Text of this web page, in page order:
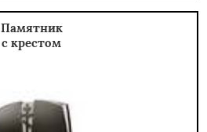
Памятник
с крестом